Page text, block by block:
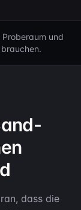
und
dass die